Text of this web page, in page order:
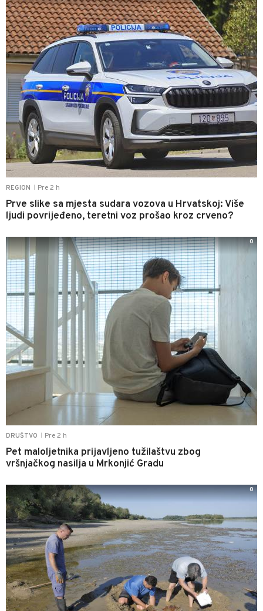
REGION Pre 2 h
Prve slike sa mjesta sudara vozova u Hrvatskoj: Više
ljudi povrijeđeno, teretni voz prošao kroz crveno?
DRUŠTVO Pre 2 h
Pet maloljetnika prijavljeno tužilaštvu zbog
vršnjačkog nasilja u Mrkonjić Gradu
0
0